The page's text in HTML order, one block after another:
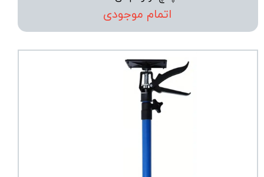
اتمام موجودی